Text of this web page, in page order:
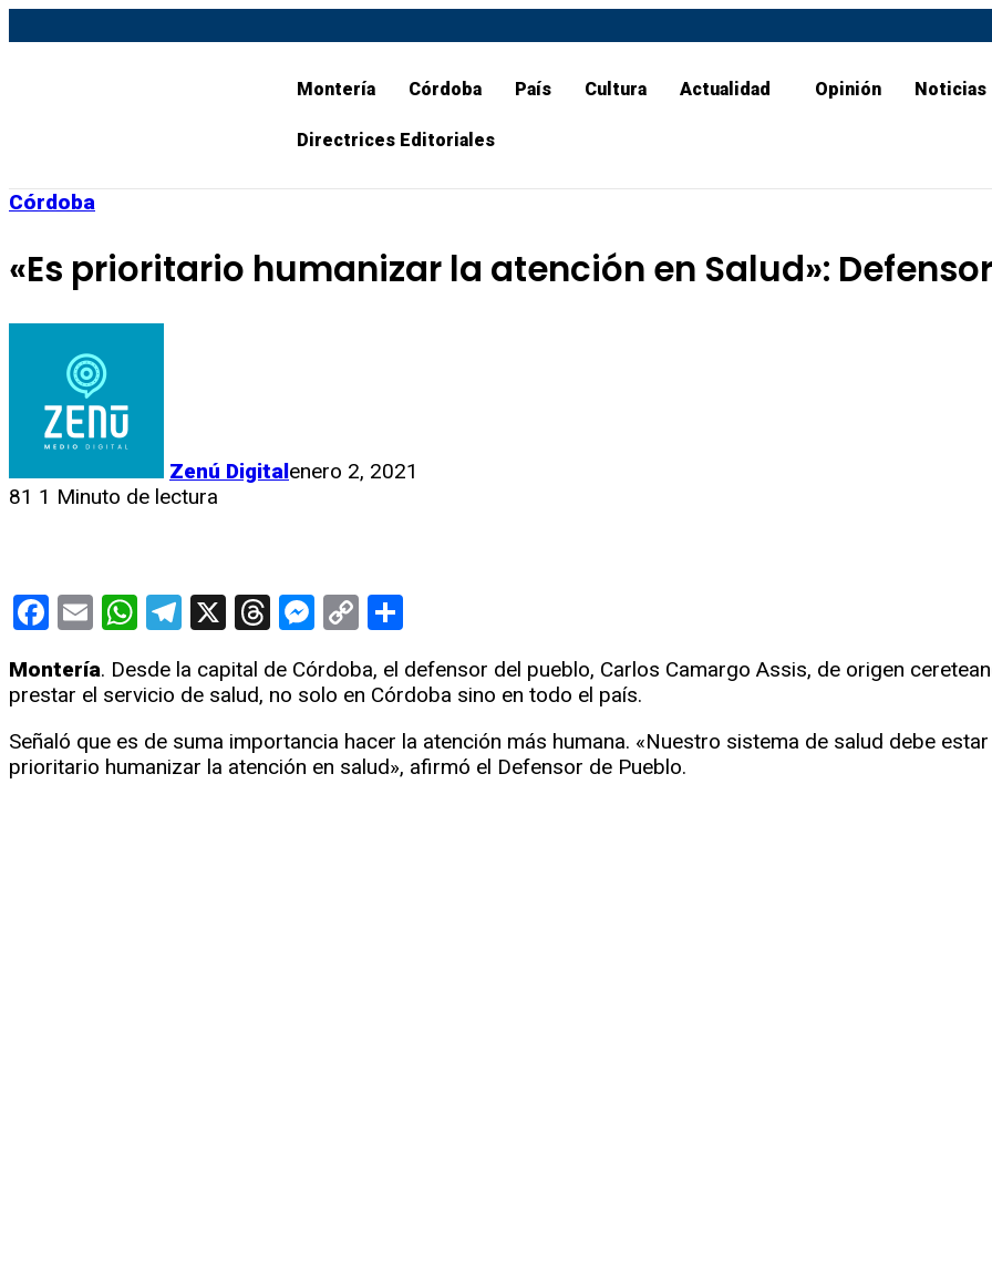
Montería Córdoba País Cultura Actualidad Opinión Noticias
Directrices Editoriales
Córdoba
«Es prioritario humanizar la atención en Salud»:
Zenú Digitalenero 2, 2021
81 1 Minuto de lectura
Facebook
EmailWhatsApp
Telegram
X Threads
Messenger
Copy
Montería. Desde la capital de Córdoba, el defensor del pueblo, Carlos Camargo Assis, de origen
prestar el servicio de salud, no solo en Córdoba sino en todo el país.
Señaló que es de suma importancia hacer la atención más humana. «Nuestro sistema de salud debe
prioritario humanizar la atención en salud», afirmó el Defensor de Pueblo.